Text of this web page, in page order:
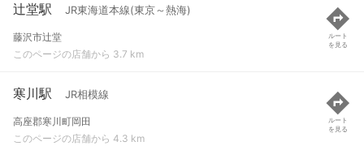
辻堂駅 JR東海道本線(東京～熱海)
藤沢市辻堂
このページの店舗から 3.7 km
ルート
を見る
寒川駅 JR相模線
高座郡寒川町岡田
このページの店舗から 4.3 km
ルート
を見る